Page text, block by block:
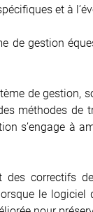
et à
de gestion
de gestion,
méthodes
s’engage à
correctifs
le logiciel